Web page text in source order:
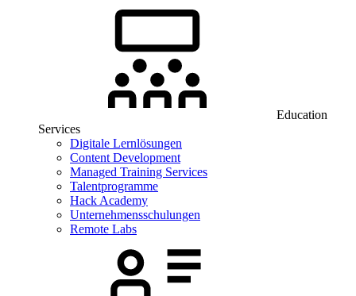
Education
Services
Digitale Lernlösungen
Content Development
Managed Training Services
Talentprogramme
Hack Academy
Unternehmensschulungen
Remote Labs